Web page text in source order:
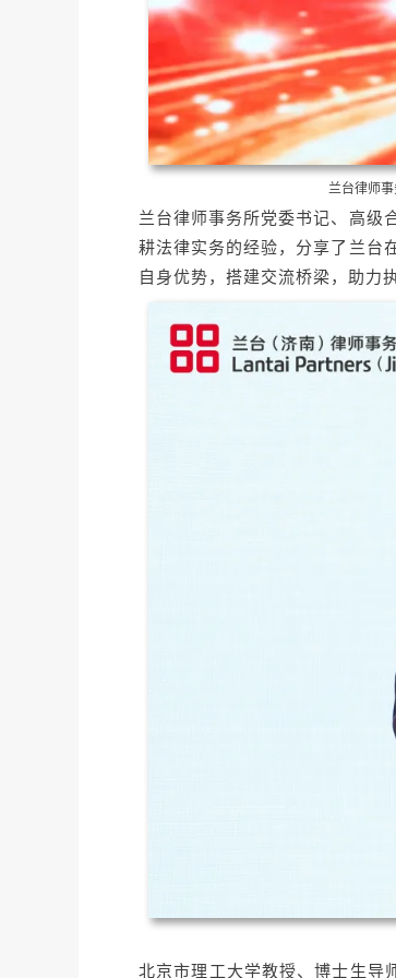
兰台律师
兰台律师事务所党委书记、高级
耕法律实务的经验，分享了兰台
自身优势，搭建交流桥梁，助力
北京市理工大学教授、博士生导